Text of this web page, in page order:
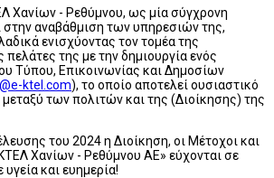
Χανίων - Ρεθύμνου, ως μία σύγχρονη
στην αναβάθμιση των υπηρεσιών της,
ενισχύοντας τον τομέα της
πελάτες της με την δημιουργία ενός
Τύπου, Επικοινωνίας και Δημοσίων
ktel.com), το οποίο αποτελεί ουσιαστικό
των πολιτών και της (Διοίκησης) της
του 2024 η Διοίκηση, οι Μέτοχοι και
Χανίων - Ρεθύμνου ΑΕ» εύχονται σε
και ευημερία!